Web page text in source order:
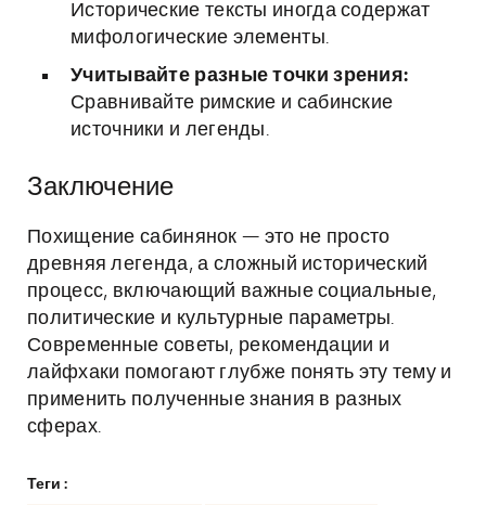
Исторические тексты иногда содержат
мифологические элементы.
Учитывайте разные точки зрения:
Сравнивайте римские и сабинские
источники и легенды.
Заключение
Похищение сабинянок — это не просто
древняя легенда, а сложный исторический
процесс, включающий важные социальные,
политические и культурные параметры.
Современные советы, рекомендации и
лайфхаки помогают глубже понять эту тему и
применить полученные знания в разных
сферах.
Теги :